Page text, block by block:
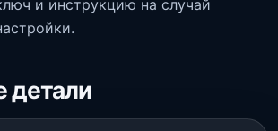
и инструкцию на случай